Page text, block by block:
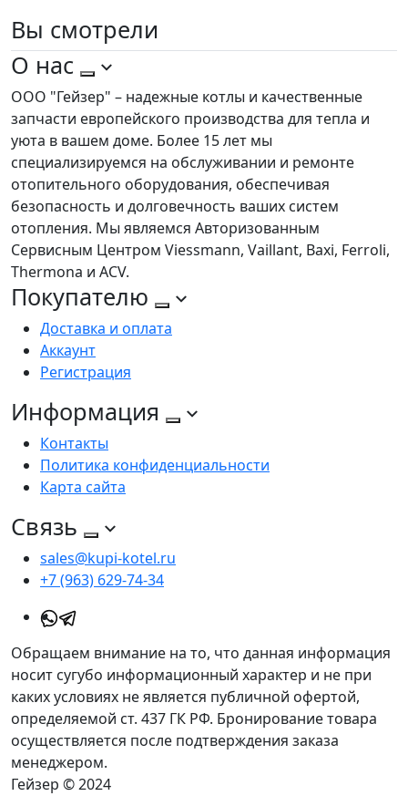
Вы смотрели
О нас
ООО "Гейзер" – надежные котлы и качественные
запчасти европейского производства для тепла и
уюта в вашем доме. Более 15 лет мы
специализируемся на обслуживании и ремонте
отопительного оборудования, обеспечивая
безопасность и долговечность ваших систем
отопления. Мы являемся Авторизованным
Сервисным Центром Viessmann, Vaillant, Baxi, Ferroli,
Thermona и ACV.
Покупателю
Доставка и оплата
Аккаунт
Регистрация
Информация
Контакты
Политика конфиденциальности
Карта сайта
Связь
sales@kupi-kotel.ru
+7 (963) 629-74-34
Обращаем внимание на то, что данная информация
носит сугубо информационный характер и не при
каких условиях не является публичной офертой,
определяемой ст. 437 ГК РФ. Бронирование товара
осуществляется после подтверждения заказа
менеджером.
Гейзер © 2024